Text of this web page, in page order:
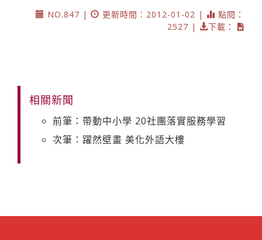
NO.847 |
更新時間：2012-01-02 |
點閱：
2527 |
下載：
相關新聞
前筆：帶動中小學 20社團落實服務學習
次筆：躍然壁畫 美化外語大樓